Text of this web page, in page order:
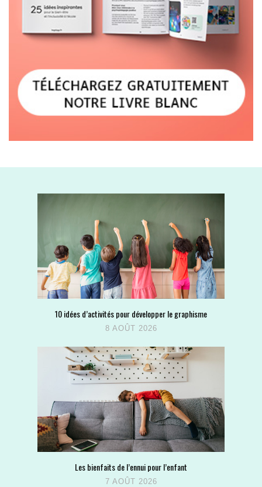
10 idées d’activités pour développer le graphisme
8 AOÛT 2026
Les bienfaits de l’ennui pour l’enfant
7 AOÛT 2026